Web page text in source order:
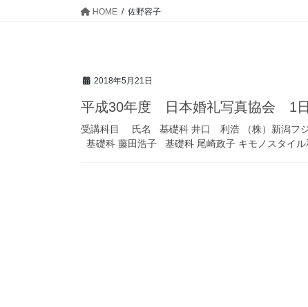
HOME 佐野容子
2018年5月21日
平成30年度 日本婚礼写真協会 1
受講科目 氏名 基礎科 井口 利浩 （株）新潟フジ
基礎科 藤田浩子 基礎科 尾崎政子 キモノスタイ